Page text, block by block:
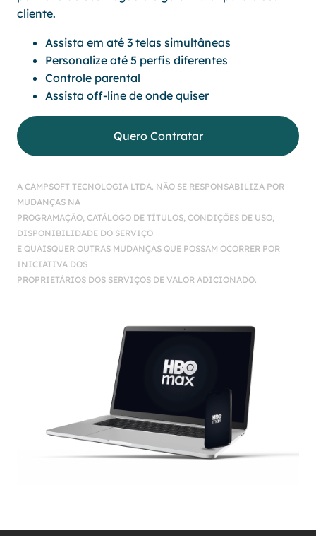
cliente.
Assista em até 3 telas simultâneas
Personalize até 5 perfis diferentes
Controle parental
Assista off-line de onde quiser
Quero Contratar
A CAMPSOFT TECNOLOGIA LTDA. NÃO SE RESPONSABILIZA POR
MUDANÇAS NA
PROGRAMAÇÃO, CATÁLOGO DE TÍTULOS, CONDIÇÕES DE USO,
DISPONIBILIDADE DO SERVIÇO
E QUAISQUER OUTRAS MUDANÇAS QUE POSSAM OCORRER POR
INICIATIVA DOS
PROPRIETÁRIOS DOS SERVIÇOS DE VALOR ADICIONADO.